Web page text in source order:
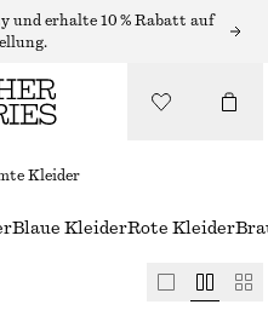
und erhalte 10 % Rabatt auf
Kleider
Blaue KleiderRote Kleider